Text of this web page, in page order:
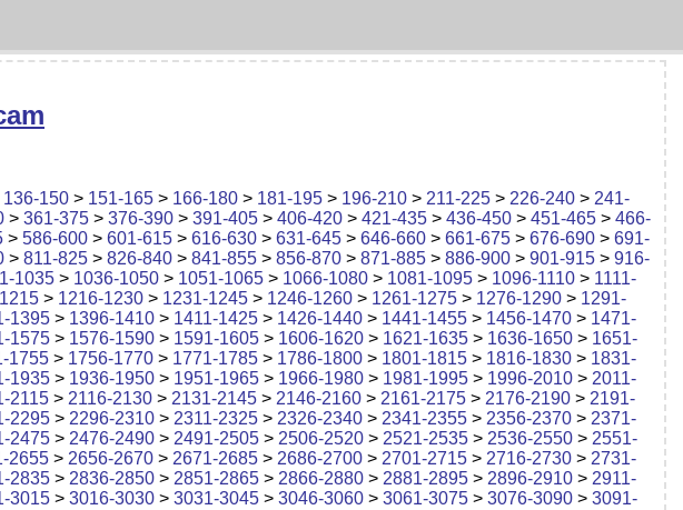
136-150 > 151-165 > 166-180 > 181-195 > 196-210 > 211-225 > 226-240 > 241-
> 361-375 > 376-390 > 391-405 > 406-420 > 421-435 > 436-450 > 451-465 > 466-
> 586-600 > 601-615 > 616-630 > 631-645 > 646-660 > 661-675 > 676-690 > 691-
> 811-825 > 826-840 > 841-855 > 856-870 > 871-885 > 886-900 > 901-915 > 916-
1035 > 1036-1050 > 1051-1065 > 1066-1080 > 1081-1095 > 1096-1110 > 1111-
> 1216-1230 > 1231-1245 > 1246-1260 > 1261-1275 > 1276-1290 > 1291-
1395 > 1396-1410 > 1411-1425 > 1426-1440 > 1441-1455 > 1456-1470 > 1471-
1575 > 1576-1590 > 1591-1605 > 1606-1620 > 1621-1635 > 1636-1650 > 1651-
1755 > 1756-1770 > 1771-1785 > 1786-1800 > 1801-1815 > 1816-1830 > 1831-
1935 > 1936-1950 > 1951-1965 > 1966-1980 > 1981-1995 > 1996-2010 > 2011-
2115 > 2116-2130 > 2131-2145 > 2146-2160 > 2161-2175 > 2176-2190 > 2191-
2295 > 2296-2310 > 2311-2325 > 2326-2340 > 2341-2355 > 2356-2370 > 2371-
2475 > 2476-2490 > 2491-2505 > 2506-2520 > 2521-2535 > 2536-2550 > 2551-
2655 > 2656-2670 > 2671-2685 > 2686-2700 > 2701-2715 > 2716-2730 > 2731-
2835 > 2836-2850 > 2851-2865 > 2866-2880 > 2881-2895 > 2896-2910 > 2911-
3015 > 3016-3030 > 3031-3045 > 3046-3060 > 3061-3075 > 3076-3090 > 3091-